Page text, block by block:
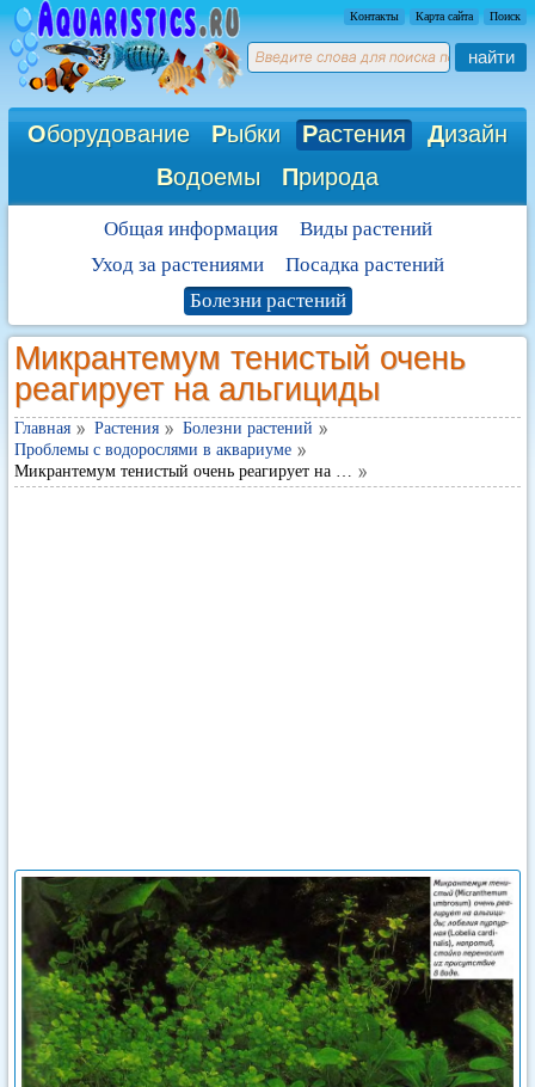
Контакты Карта сайта Поиск
найти
Оборудование Рыбки Растения Дизайн
Водоемы Природа
Общая информация
Виды растений
Уход за растениями
Посадка растений
Болезни растений
Микрантемум тенистый очень
реагирует на альгициды
Главная Растения
Болезни растений
Проблемы с водорослями в аквариуме
Микрантемум тенистый очень реагирует на …